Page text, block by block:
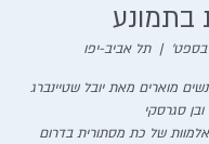
בתמונע
  |
תל אביב-יפו
מוארים מאת יובל שטיינברג
של כת מסתורית בדרום